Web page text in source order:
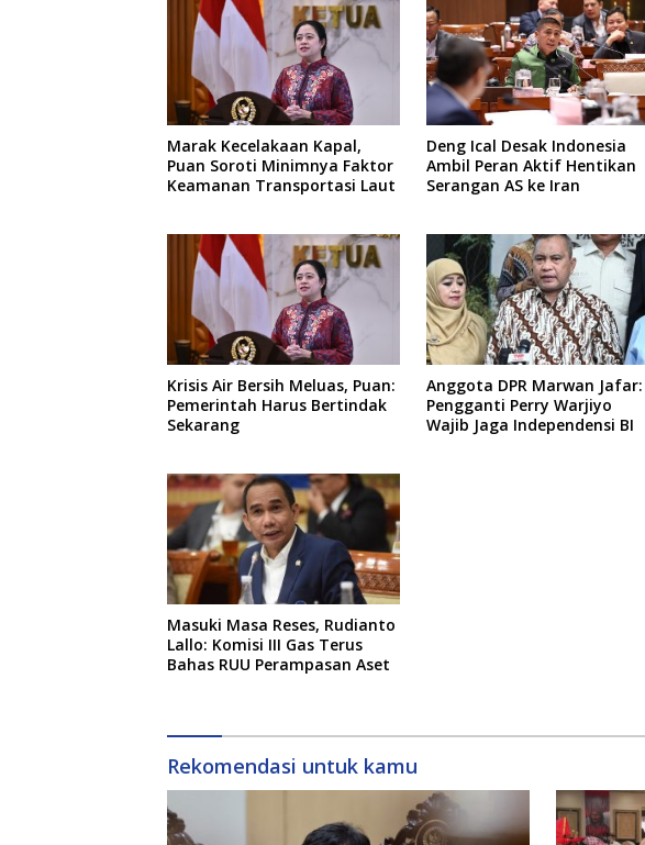
Marak Kecelakaan Kapal,
Puan Soroti Minimnya Faktor
Keamanan Transportasi Laut
Deng Ical Desak Indonesia
Ambil Peran Aktif Hentikan
Serangan AS ke Iran
Krisis Air Bersih Meluas, Puan:
Pemerintah Harus Bertindak
Sekarang
Anggota DPR Marwan Jafar:
Pengganti Perry Warjiyo
Wajib Jaga Independensi BI
Masuki Masa Reses, Rudianto
Lallo: Komisi III Gas Terus
Bahas RUU Perampasan Aset
Rekomendasi untuk kamu